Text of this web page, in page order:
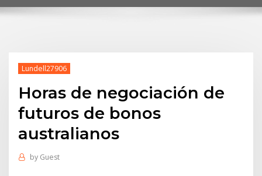
Lundell27906
Horas de negociación de
futuros de bonos
australianos
by Guest